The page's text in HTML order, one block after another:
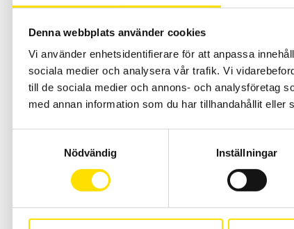
Denna webbplats använder cookies
Vi använder enhetsidentifierare för att anpassa
sociala medier och analysera vår trafik. Vi
till de sociala medier och annons- och analysföretag
med annan information som du har tillhandahållit
Nödvändig
Inställningar
Energi-